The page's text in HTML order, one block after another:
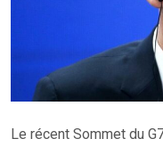
Le récent Sommet du